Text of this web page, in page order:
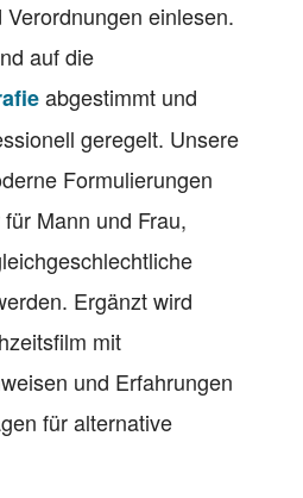
einlesen.
auf die
abgestimmt und
geregelt. Unsere
Formulierungen
Mann und Frau,
Ergänzt wird
mit
und Erfahrungen
für alternative